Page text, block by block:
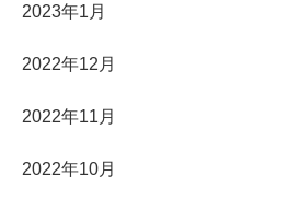
2023年1月
2022年12月
2022年11月
2022年10月